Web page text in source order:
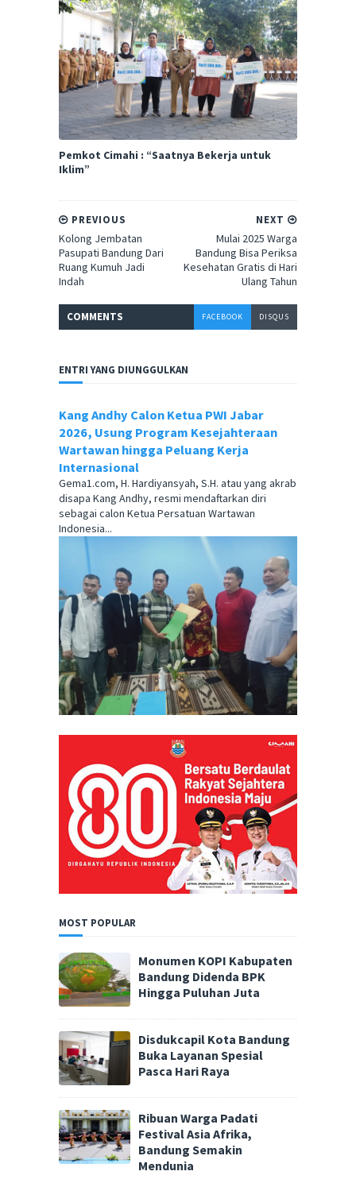
Pemkot Cimahi : “Saatnya Bekerja untuk
Iklim”
NEXT
Mulai 2025 Warga
Bandung Bisa Periksa
Kesehatan Gratis di Hari
Ulang Tahun
PREVIOUS
Kolong Jembatan
Pasupati Bandung Dari
Ruang Kumuh Jadi
Indah
COMMENTS FACEBOOK DISQUS
ENTRI YANG DIUNGGULKAN
Kang Andhy Calon Ketua PWI Jabar
2026, Usung Program Kesejahteraan
Wartawan hingga Peluang Kerja
Internasional
Gema1.com, H. Hardiyansyah, S.H. atau yang akrab
disapa Kang Andhy, resmi mendaftarkan diri
sebagai calon Ketua Persatuan Wartawan
Indonesia...
MOST POPULAR
Monumen KOPI Kabupaten
Bandung Didenda BPK
Hingga Puluhan Juta
Disdukcapil Kota Bandung
Buka Layanan Spesial
Pasca Hari Raya
Ribuan Warga Padati
Festival Asia Afrika,
Bandung Semakin
Mendunia